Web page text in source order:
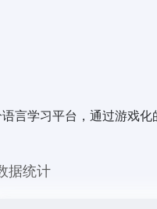
言学习平台，通过游戏化
据统计